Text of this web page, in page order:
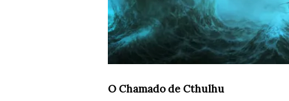
O Chamado de Cthulhu